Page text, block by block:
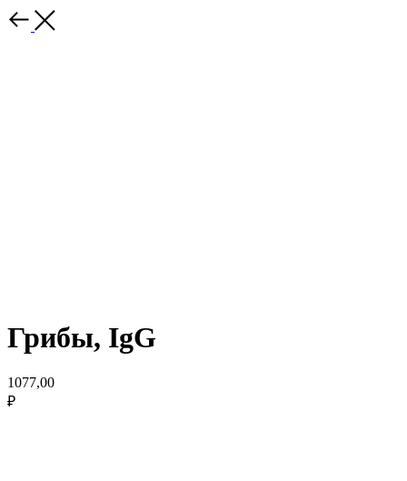
Грибы, IgG
1077,00
₽